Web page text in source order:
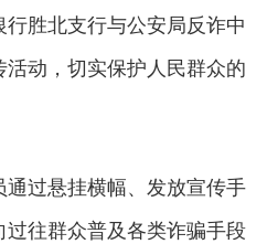
胜北支行与公安局反诈中
动，切实保护人民群众的
过悬挂横幅、发放宣传手
往群众普及各类诈骗手段